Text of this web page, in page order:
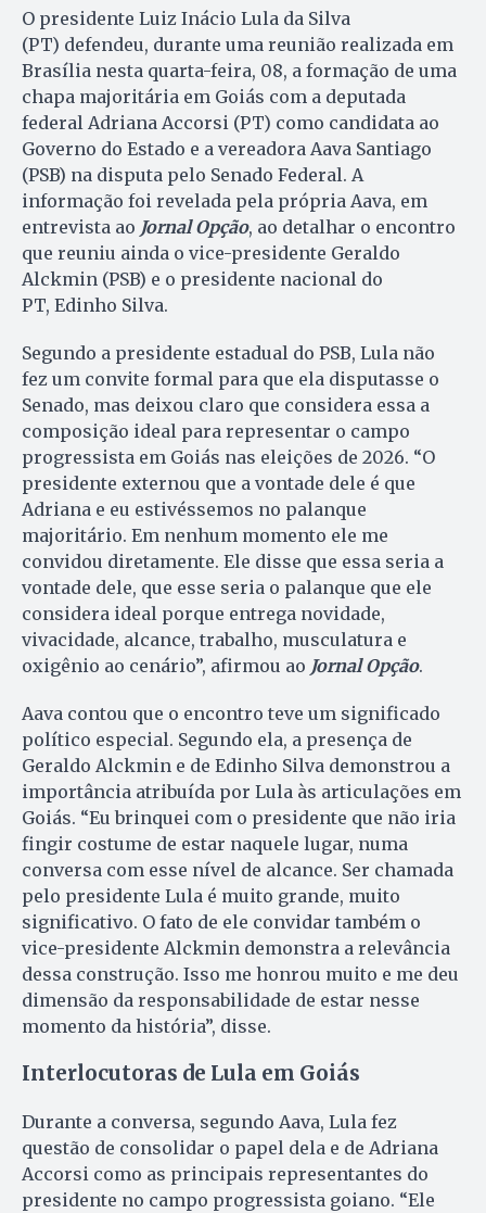
O presidente Luiz Inácio Lula da Silva
(PT) defendeu, durante uma reunião realizada em
Brasília nesta quarta-feira, 08, a formação de uma
chapa majoritária em Goiás com a deputada
federal Adriana Accorsi (PT) como candidata ao
Governo do Estado e a vereadora Aava Santiago
(PSB) na disputa pelo Senado Federal. A
informação foi revelada pela própria Aava, em
entrevista ao Jornal Opção, ao detalhar o encontro
que reuniu ainda o vice-presidente Geraldo
Alckmin (PSB) e o presidente nacional do
PT, Edinho Silva.
Segundo a presidente estadual do PSB, Lula não
fez um convite formal para que ela disputasse o
Senado, mas deixou claro que considera essa a
composição ideal para representar o campo
progressista em Goiás nas eleições de 2026. “O
presidente externou que a vontade dele é que
Adriana e eu estivéssemos no palanque
majoritário. Em nenhum momento ele me
convidou diretamente. Ele disse que essa seria a
vontade dele, que esse seria o palanque que ele
considera ideal porque entrega novidade,
vivacidade, alcance, trabalho, musculatura e
oxigênio ao cenário”, afirmou ao Jornal Opção.
Aava contou que o encontro teve um significado
político especial. Segundo ela, a presença de
Geraldo Alckmin e de Edinho Silva demonstrou a
importância atribuída por Lula às articulações em
Goiás. “Eu brinquei com o presidente que não iria
fingir costume de estar naquele lugar, numa
conversa com esse nível de alcance. Ser chamada
pelo presidente Lula é muito grande, muito
significativo. O fato de ele convidar também o
vice-presidente Alckmin demonstra a relevância
dessa construção. Isso me honrou muito e me deu
dimensão da responsabilidade de estar nesse
momento da história”, disse.
Interlocutoras de Lula em Goiás
Durante a conversa, segundo Aava, Lula fez
questão de consolidar o papel dela e de Adriana
Accorsi como as principais representantes do
presidente no campo progressista goiano. “Ele